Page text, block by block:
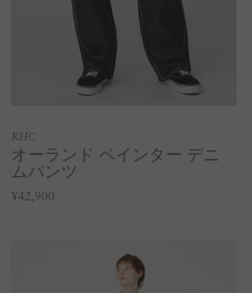
RHC
オーランド ペインター デニ
ムパンツ
¥42,900